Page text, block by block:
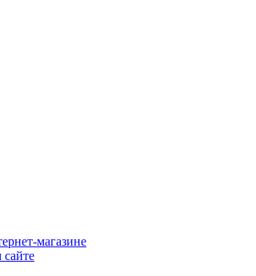
магазине
сайте